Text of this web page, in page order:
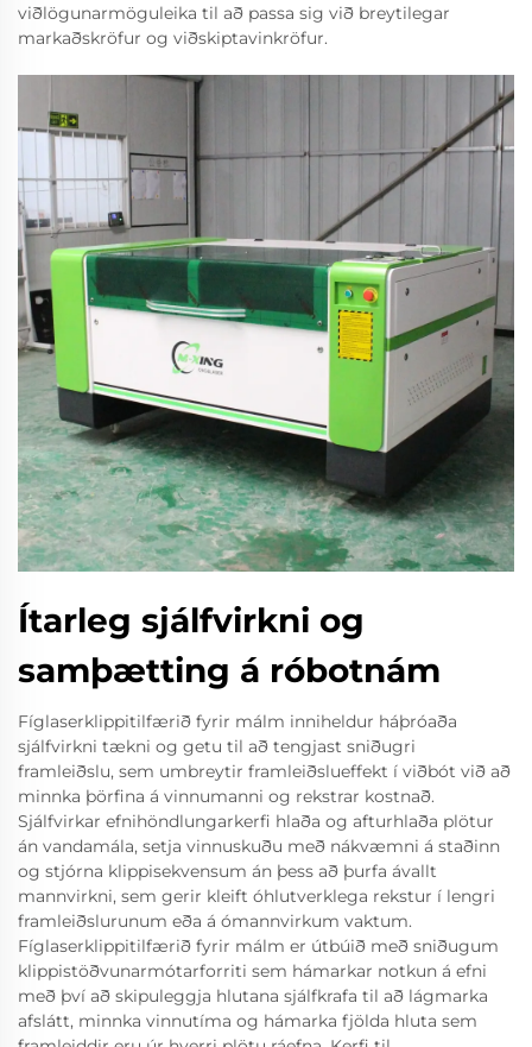
viðlögunarmöguleika til að passa sig við breytilegar
markaðskröfur og viðskiptavinkröfur.
Ítarleg sjálfvirkni og
samþætting á róbotnám
Fíglaserklippitilfærið fyrir málm inniheldur háþróaða
sjálfvirkni tækni og getu til að tengjast sniðugri
framleiðslu, sem umbreytir framleiðslueffekt í viðbót við að
minnka þörfina á vinnumanni og rekstrar kostnað.
Sjálfvirkar efnihöndlungarkerfi hlaða og afturhlaða plötur
án vandamála, setja vinnuskuðu með nákvæmni á staðinn
og stjórna klippisekvensum án þess að þurfa ávallt
mannvirkni, sem gerir kleift óhlutverklega rekstur í lengri
framleiðslurunum eða á ómannvirkum vaktum.
Fíglaserklippitilfærið fyrir málm er útbúið með sniðugum
klippistöðvunarmótarforriti sem hámarkar notkun á efni
með því að skipuleggja hlutana sjálfkrafa til að lágmarka
afslátt, minnka vinnutíma og hámarka fjölda hluta sem